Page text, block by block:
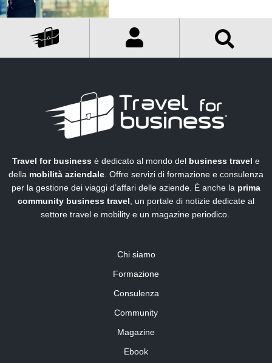
Travel for business è dedicato al mondo del business travel e
della mobilità aziendale . Offre servizi di formazione e consulenza
per la gestione dei viaggi d’affari delle aziende. È anche la prima
community business travel , un portale di notizie dedicate al
settore travel e mobility e un magazine periodico.
Chi siamo
Formazione
Consulenza
Community
Magazine
Ebook